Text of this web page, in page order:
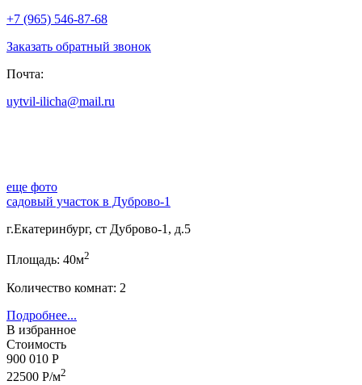
+7 (965) 546-87-68
Заказать обратный звонок
Почта:
uytvil-ilicha@mail.ru
еще фото
садовый участок в Дуброво-1
г.Екатеринбург, ст Дуброво-1, д.5
Площадь: 40м2
Количество комнат: 2
Подробнее...
В избранное
Стоимость
900 010 Р
22500 Р/м2